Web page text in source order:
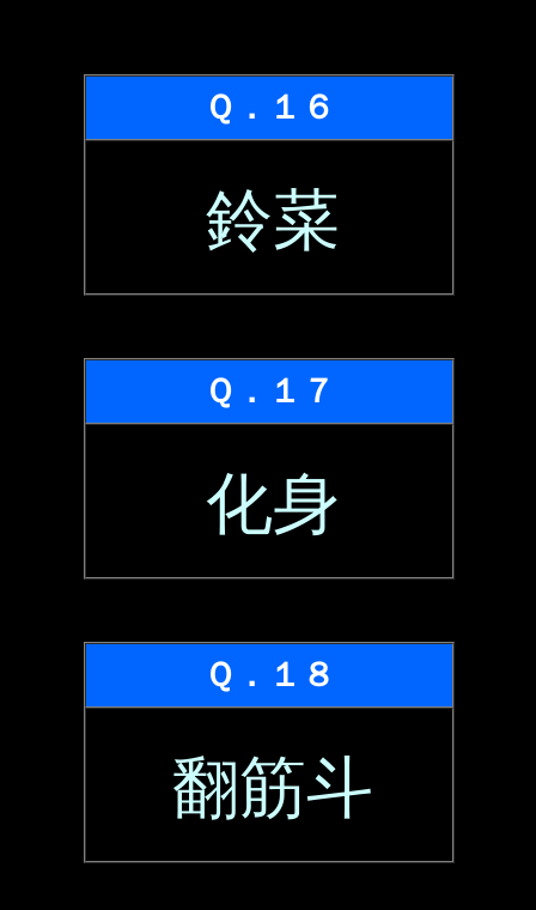
Ｑ．１６
鈴菜
Ｑ．１７
化身
Ｑ．１８
翻筋斗